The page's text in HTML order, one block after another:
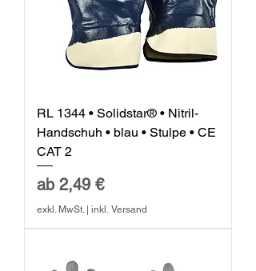
RL 1344 • Solidstar® • Nitril-
Handschuh • blau • Stulpe • CE
CAT 2
ab 2,49 €
Sale-Preis
exkl. MwSt.| inkl. Versand